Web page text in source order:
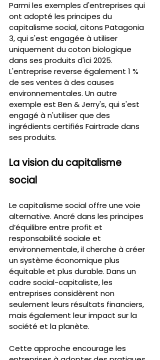
Parmi les exemples d'entreprises qui
ont adopté les principes du
capitalisme social, citons Patagonia
3, qui s'est engagée à utiliser
uniquement du coton biologique
dans ses produits d'ici 2025.
L'entreprise reverse également 1 %
de ses ventes à des causes
environnementales. Un autre
exemple est Ben & Jerry's, qui s'est
engagé à n'utiliser que des
ingrédients certifiés Fairtrade dans
ses produits.
La vision du capitalisme
social
Le capitalisme social offre une voie
alternative. Ancré dans les principes
d’équilibre entre profit et
responsabilité sociale et
environnementale, il cherche à créer
un système économique plus
équitable et plus durable. Dans un
cadre social-capitaliste, les
entreprises considèrent non
seulement leurs résultats financiers,
mais également leur impact sur la
société et la planète.
Cette approche encourage les